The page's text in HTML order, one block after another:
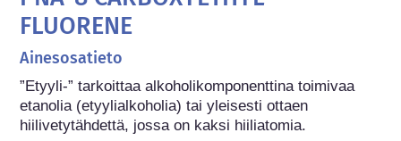
FLUORENE
Ainesosatieto
”Etyyli-” tarkoittaa alkoholikomponenttina toimivaa
etanolia (etyylialkoholia) tai yleisesti ottaen
hiilivetytähdettä, jossa on kaksi hiiliatomia.